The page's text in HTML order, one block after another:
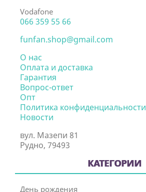
Vodafone
066 359 55 66
funfan.shop@gmail.com
О нас
Оплата и доставка
Гарантия
Вопрос-ответ
Опт
Политика конфиденциальности
Новости
вул. Мазепи 81
Рудно, 79493
КАТЕГОРИИ
День рождения